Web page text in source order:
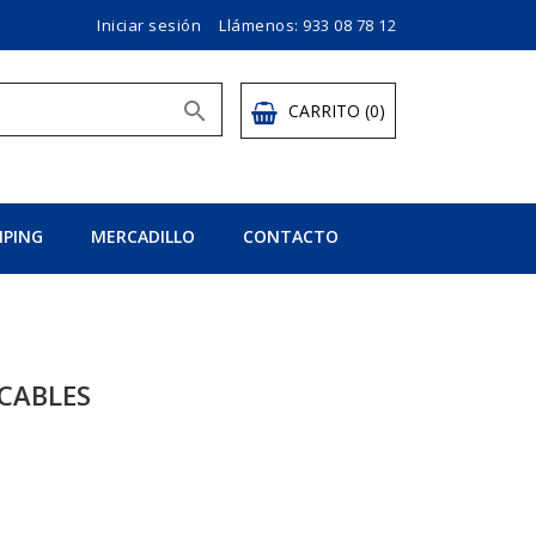
Iniciar sesión Llámenos: 933 08 78 12
CARRITO (0)

MERCADILLO CONTACTO